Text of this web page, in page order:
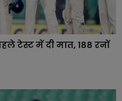
टेस्ट में दी मात, 188 रनों